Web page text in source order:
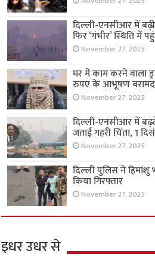
दिल्ली-एनसीआर में
फिर ‘गंभीर’ स्थिति में
November 27, 2025
घर में काम करने वाला
रुपए के आभूषण बरामद
November 27, 2025
दिल्ली-एनसीआर में
जताई गहरी चिंता, 1
November 27, 2025
दिल्ली पुलिस ने
किया गिरफ्तार
November 27, 2025
इधर उधर से